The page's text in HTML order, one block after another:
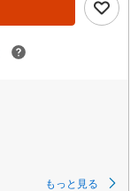
もっと見る